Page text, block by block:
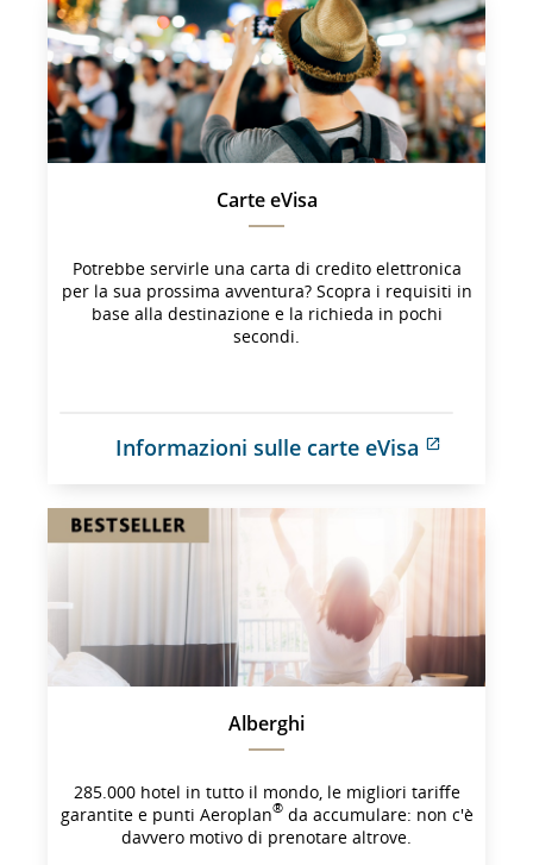
potrebbe
non
soddisfare
le
linee
guida
sull'accessibilità
lingistiche.
Carte eVisa
Potrebbe servirle una carta di credito elettronica
per la sua prossima avventura? Scopra i requisiti in
base alla destinazione e la richieda in pochi
secondi.
Informazioni sulle carte eVisa
potrebbe
le
linee
guida
lingistiche.
Alberghi
285.000 hotel in tutto il mondo, le migliori tariffe
garantite e punti Aeroplan®da accumulare: non c'è
davvero motivo di prenotare altrove.